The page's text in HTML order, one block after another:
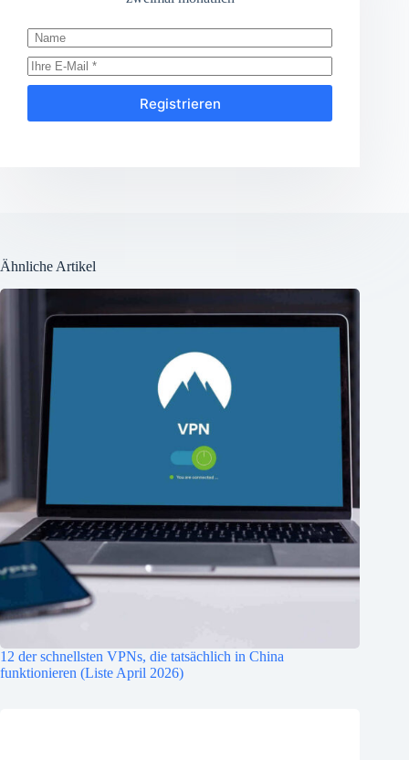
Registrieren
Ähnliche Artikel
12 der schnellsten VPNs, die tatsächlich in China
funktionieren (Liste April 2026)